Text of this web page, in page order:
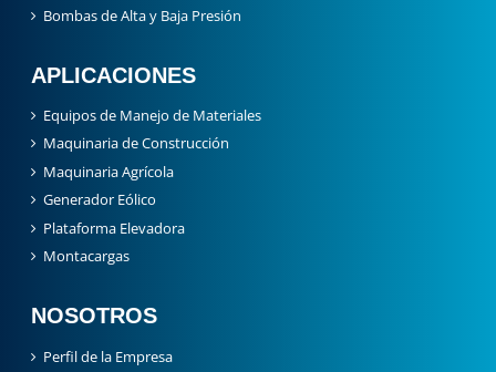
Equipos de Manejo de Materiales
Maquinaria de Construcción
Maquinaria Agrícola
Generador Eólico
Plataforma Elevadora
Montacargas
Historia